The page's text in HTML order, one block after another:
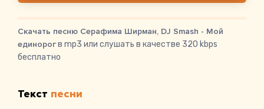
Скачать песню Серафима Ширман, DJ Smash - Мой
единорогв mp3 или слушать в качестве 320 kbps
бесплатно
Текст песни